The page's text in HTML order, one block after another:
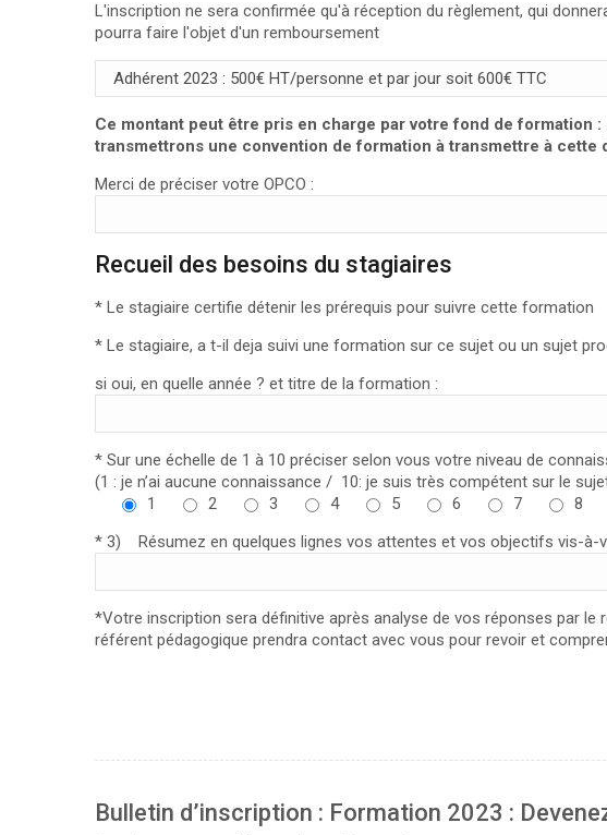
L'inscription ne sera confirmée qu'à réception du règlement, qui
pourra faire l'objet d'un remboursement
Ce montant peut être pris en charge par votre fond de formation
transmettrons une convention de formation à transmettre à cette
Merci de préciser votre OPCO :
Recueil des besoins du stagiaires
* Le stagiaire certifie détenir les prérequis pour suivre cette formation
* Le stagiaire, a t-il deja suivi une formation sur ce sujet ou un sujet
si oui, en quelle année ? et titre de la formation :
* Sur une échelle de 1 à 10 préciser selon vous votre niveau de
(1 : je n’ai aucune connaissance / 10: je suis très compétent sur le
1
2 3 4 5 6 7 8
* 3) Résumez en quelques lignes vos attentes et vos objectifs vis-à-
*Votre inscription sera définitive après analyse de vos réponses par
référent pédagogique prendra contact avec vous pour revoir et
Bulletin d’inscription : Formation 2023 :